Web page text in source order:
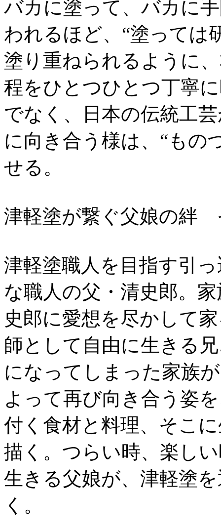
バカに塗って、バカに
われるほど、“塗っては
塗り重ねられるように
程をひとつひとつ丁寧
でなく、日本の伝統工
に向き合う様は、“もの
せる。
津軽塗が繋ぐ父娘の絆
津軽塗職人を目指す引
な職人の父・清史郎。
史郎に愛想を尽かして
師として自由に生きる
になってしまった家族
よって再び向き合う姿
付く食材と料理、そこ
描く。つらい時、楽し
生きる父娘が、津軽塗
く。